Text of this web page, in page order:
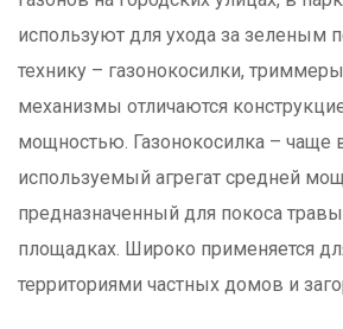
используют для ухода за зеленым
технику – газонокосилки,
механизмы отличаются
мощностью. Газонокосилка – чаще
используемый агрегат средней
предназначенный для покоса
площадках. Широко применяется
территориями частных домов и